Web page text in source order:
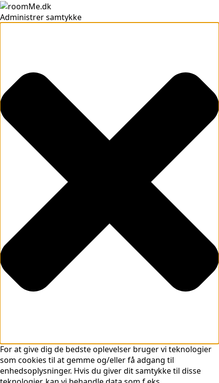
Administrer samtykke
For at give dig de bedste oplevelser bruger vi teknologier
som cookies til at gemme og/eller få adgang til
enhedsoplysninger. Hvis du giver dit samtykke til disse